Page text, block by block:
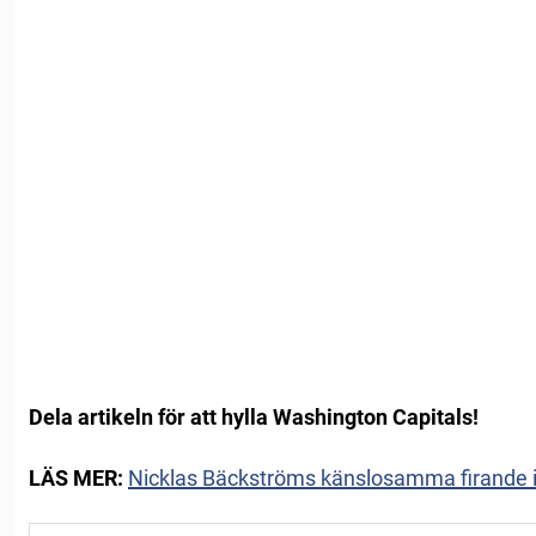
Dela artikeln för att hylla Washington Capitals!
LÄS MER: Nicklas Bäckströms känslosamma firande